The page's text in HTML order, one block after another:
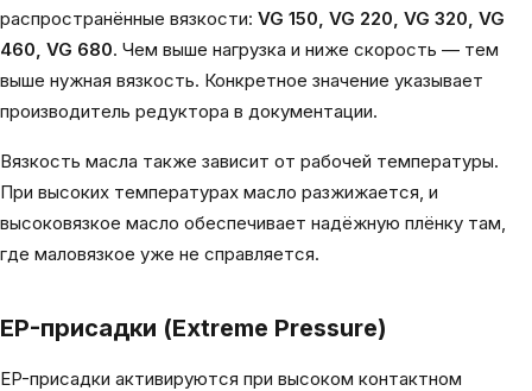
распространённые вязкости: VG 150, VG 220, VG 320, VG
460, VG 680. Чем выше нагрузка и ниже скорость — тем
выше нужная вязкость. Конкретное значение указывает
производитель редуктора в документации.
Вязкость масла также зависит от рабочей температуры.
При высоких температурах масло разжижается, и
высоковязкое масло обеспечивает надёжную плёнку там,
где маловязкое уже не справляется.
EP-присадки (Extreme Pressure)
EP-присадки активируются при высоком контактном